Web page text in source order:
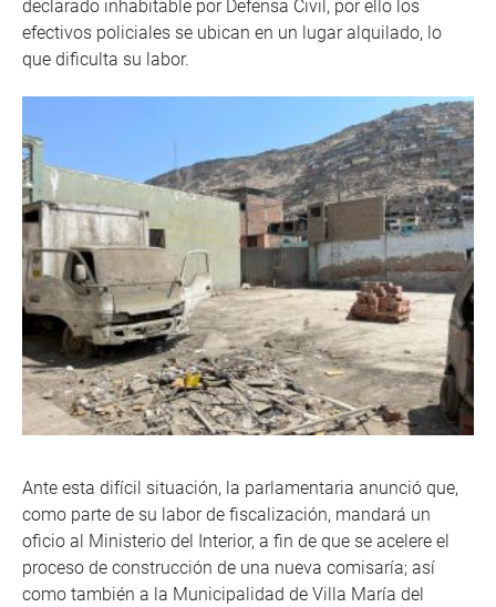
declarado inhabitable por Defensa Civil, por ello los
efectivos policiales se ubican en un lugar alquilado, lo
que dificulta su labor.
Ante esta difícil situación, la parlamentaria anunció que,
como parte de su labor de fiscalización, mandará un
oficio al Ministerio del Interior, a fin de que se acelere el
proceso de construcción de una nueva comisaría; así
como también a la Municipalidad de Villa María del